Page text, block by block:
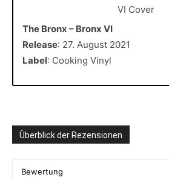
The Bronx – Bronx VI
Release: 27. August 2021
Label: Cooking Vinyl
Überblick der Rezensionen
Bewertung